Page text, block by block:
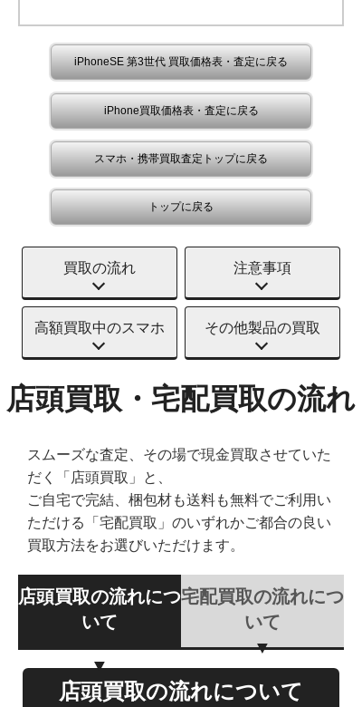
iPhoneSE 第3世代 買取価格表・査定に戻る
iPhone買取価格表・査定に戻る
スマホ・携帯買取査定トップに戻る
トップに戻る
買取の流れ 注意事項
高額買取中のスマホ その他製品の買取
店頭買取・宅配買取の流れ
スムーズな査定、その場で現金買取させていた
だく「店頭買取」と、
ご自宅で完結、梱包材も送料も無料でご利用い
ただける「宅配買取」のいずれかご都合の良い
買取方法をお選びいただけます。
店頭買取の流れにつ
いて
宅配買取の流れにつ
いて
店頭買取の流れについて